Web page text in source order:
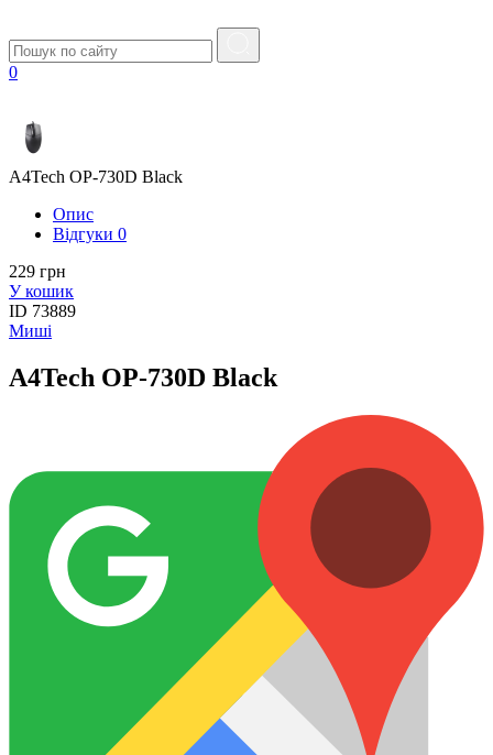
0
A4Tech OP-730D Black
Опис
Вiдгуки 0
229 грн
У кошик
ID 73889
Миші
A4Tech OP-730D Black